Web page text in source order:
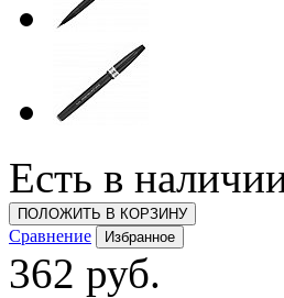
Есть в
ПОЛОЖИТЬ В КОРЗИНУ
Сравнение Избранное
362 руб.